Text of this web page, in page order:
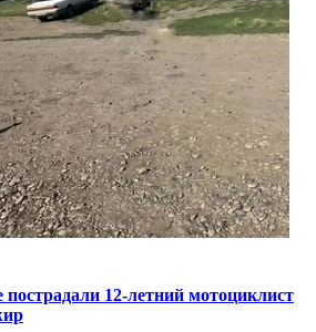
12-летний мотоциклист